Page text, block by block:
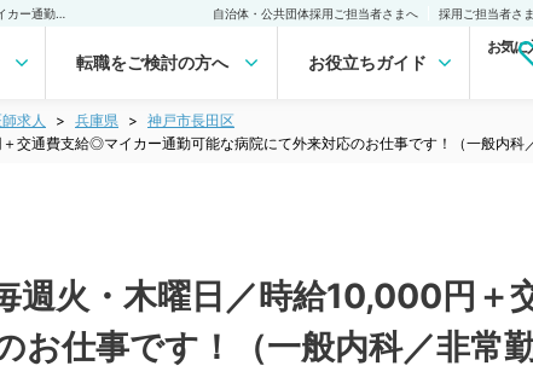
自治体・公共団体採用ご担当者さまへ 採用ご担当者さ
転職をご検討の方へ お役立ちガイド
お気に
求人 兵庫県
神戸市長田区
交通費支給◎マイカー通勤可能な病院にて外来対応のお仕事です！（一般内科
週火・木曜日／時給10,000円
仕事です！（一般内科／非常勤